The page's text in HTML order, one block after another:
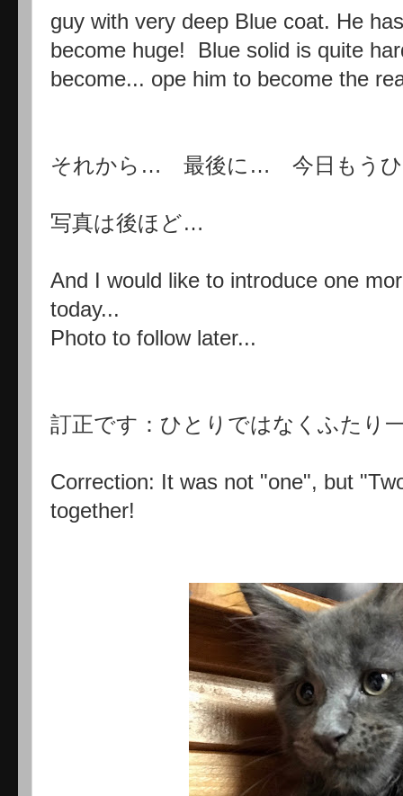
guy with very deep Blue coat. He
become huge! Blue solid is quite
become... ope him to become the
それから… 最後に… 今日もうひ
写真は後ほど…
And I would like to introduce one
today...
Photo to follow later...
訂正です：ひとりではなくふたり
Correction: It was not "one", but
together!